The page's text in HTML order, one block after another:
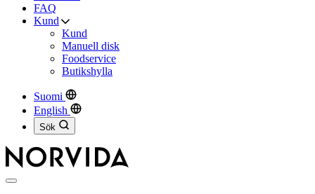
FAQ
Kund
Kund
Manuell disk
Foodservice
Butikshylla
Suomi
English
Sök
Stäng